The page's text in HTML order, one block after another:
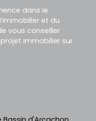
dans le
et du
vous conseiller
immobilier sur